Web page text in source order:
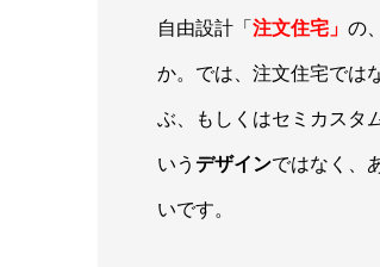
自由設計「 注文住宅」 の
か。では、注文住宅では
ぶ、もしくはセミカスタ
いう デザインではなく、
いです。